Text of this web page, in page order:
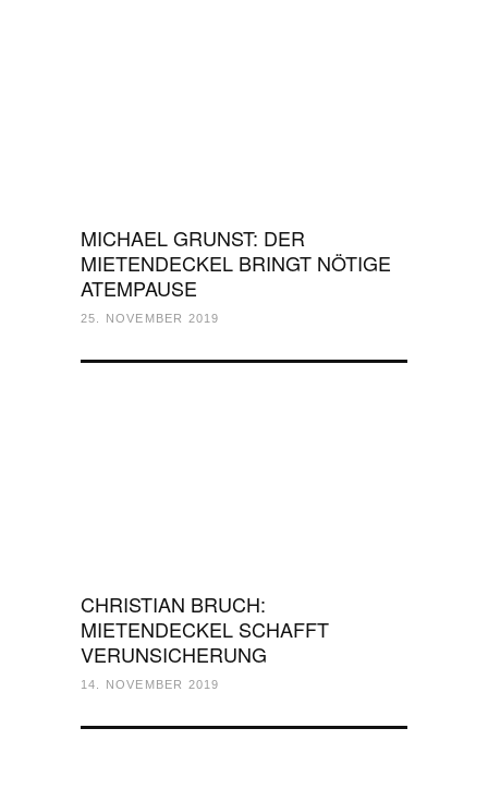
MICHAEL GRUNST: DER
MIETENDECKEL BRINGT NÖTIGE
ATEMPAUSE
25. NOVEMBER 2019
CHRISTIAN BRUCH:
MIETENDECKEL SCHAFFT
VERUNSICHERUNG
14. NOVEMBER 2019